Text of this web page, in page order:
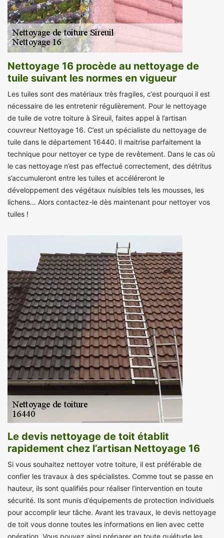
Nettoyage 16 procède au nettoyage de
tuile suivant les normes en vigueur
Les tuiles sont des matériaux très fragiles, c’est pourquoi il est
nécessaire de les entretenir régulièrement. Pour le nettoyage
de tuile de votre toiture à Sireuil, faites appel à l’artisan
couvreur Nettoyage 16. C’est un spécialiste du nettoyage de
tuile dans le département 16440. Il maitrise parfaitement la
technique pour nettoyer ce type de revêtement. Dans le cas où
le cas nettoyage n’est pas effectué correctement, des détritus
s’accumuleront entre les tuiles et accéléreront le
développement des végétaux nuisibles tels les mousses, les
lichens… Alors contactez-le dès maintenant pour nettoyer vos
tuiles !
Le devis nettoyage de toit établit
rapidement chez l’artisan Nettoyage 16
Si vous souhaitez nettoyer votre toiture, il est préférable de
confier les travaux à des spécialistes. Comme tout se passe en
hauteur, ils sont qualifiés pour réaliser l’intervention en toute
sécurité. Ils sont munis d’équipements de protection individuels
pour accomplir leur tâche. Avant les travaux, le devis nettoyage
de toit vous donne toutes les informations en lien avec cette